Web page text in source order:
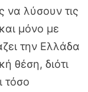
να λύσουν τις
μόνο με
την Ελλάδα
θέση, διότι
τόσο